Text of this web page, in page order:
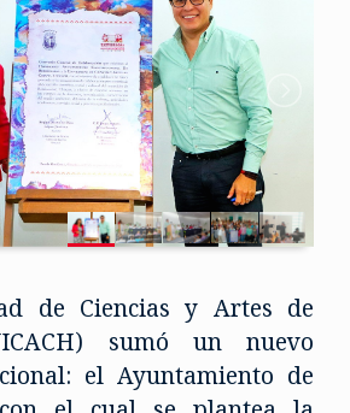
de Ciencias y Artes de
sumó un nuevo
el Ayuntamiento de